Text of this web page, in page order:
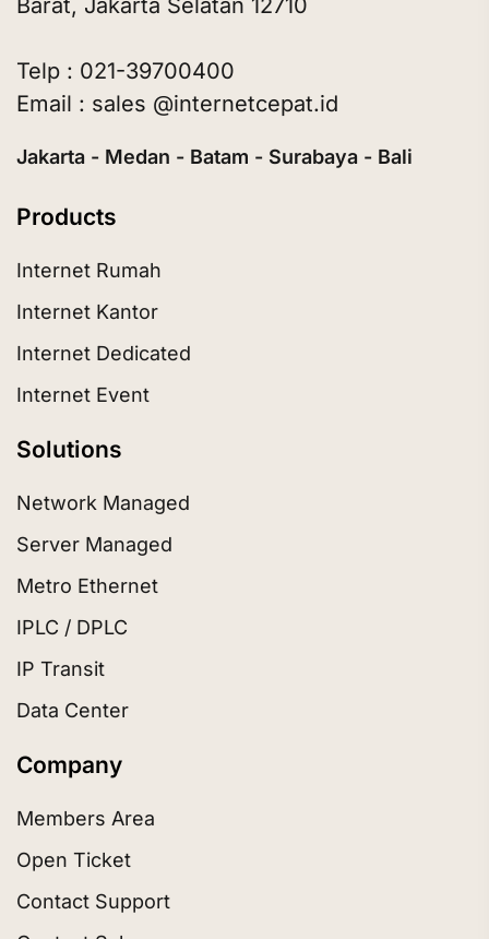
Barat, Jakarta Selatan 12710
Telp : 021-39700400
Email : sales @internetcepat.id
Jakarta - Medan - Batam - Surabaya - Bali
Products
Internet Rumah
Internet Kantor
Internet Dedicated
Internet Event
Solutions
Network Managed
Server Managed
Metro Ethernet
IPLC / DPLC
IP Transit
Data Center
Company
Members Area
Open Ticket
Contact Support